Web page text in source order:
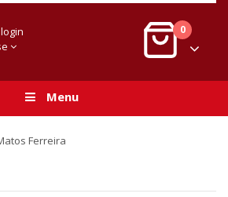
0
Menu
Ferreira